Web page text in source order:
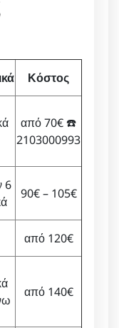
Κόστος
από 70€ ☎️
2103000993
6
90€ – 105€
από 120€
από 140€